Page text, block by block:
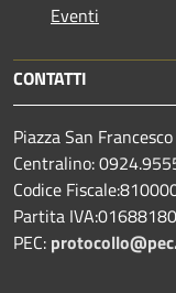
Eventi
CONTATTI
Piazza San
Centralino:
Codice
Partita
PEC: